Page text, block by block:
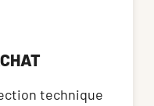
technique